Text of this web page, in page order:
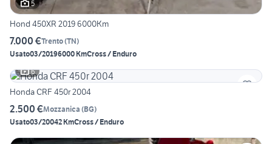
5
Hond 450XR 2019 6000Km
7.000 €Trento(TN)
Usato03/20196000 KmCross / Enduro
6
Honda CRF 450r 2004
2.500 €Mozzanica (BG)
Usato03/20042 KmCross / Enduro